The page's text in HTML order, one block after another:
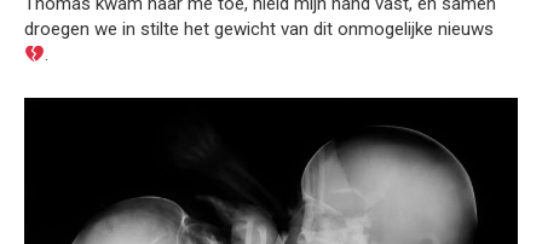
droegen we in stilte het gewicht van dit onmogelijke nieuws
.